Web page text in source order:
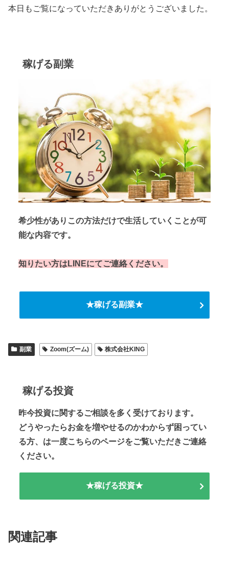
本日もご覧になっていただきありがとうございました。
稼げる副業
希少性がありこの方法だけで生活していくことが可
能な内容です。
知りたい方はLINEにてご連絡ください。
★稼げる副業★
副業 Zoom(ズーム) 株式会社KING
稼げる投資
昨今投資に関するご相談を多く受けております。
どうやったらお金を増やせるのかわからず困ってい
る方、は一度こちらのページをご覧いただきご連絡
ください。
★稼げる投資★
関連記事